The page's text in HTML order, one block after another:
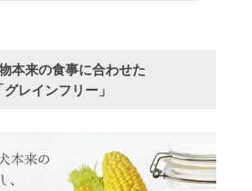
本来の食事に合わせた
「グレインフリー」